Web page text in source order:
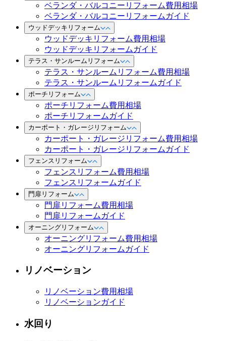
ベランダ・バルコニーリフォーム費用相場
ベランダ・バルコニーリフォームガイド
ウッドデッキリフォーム
ウッドデッキリフォーム費用相場
ウッドデッキリフォームガイド
テラス・サンルームリフォーム
テラス・サンルームリフォーム費用相場
テラス・サンルームリフォームガイド
ポーチリフォーム
ポーチリフォーム費用相場
ポーチリフォームガイド
カーポート・ガレージリフォーム
カーポート・ガレージリフォーム費用相場
カーポート・ガレージリフォームガイド
フェンスリフォーム
フェンスリフォーム費用相場
フェンスリフォームガイド
門扉リフォーム
門扉リフォーム費用相場
門扉リフォームガイド
オーニングリフォーム
オーニングリフォーム費用相場
オーニングリフォームガイド
リノベーション
リノベーション費用相場
リノベーションガイド
水回り